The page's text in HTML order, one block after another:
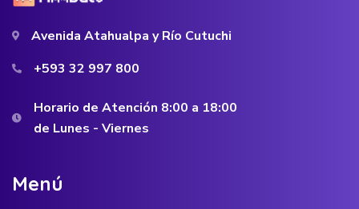
Avenida Atahualpa y Río Cutuchi
+593 32 997 800
Horario de Atención 8:00 a 18:00
de Lunes - Viernes
Menú